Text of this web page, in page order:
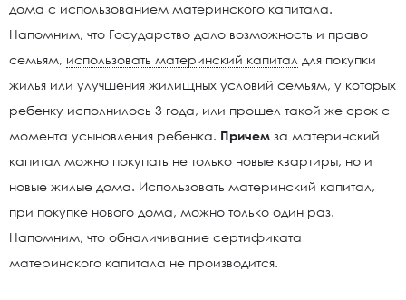
дома с использованием материнского капитала.
Напомним, что Государство дало возможность и право
семьям, использовать материнский капитал для покупки
жилья или улучшения жилищных условий семьям, у которых
ребенку исполнилось 3 года, или прошел такой же срок с
момента усыновления ребенка. Причем за материнский
капитал можно покупать не только новые квартиры, но и
новые жилые дома. Использовать материнский капитал,
при покупке нового дома, можно только один раз.
Напомним, что обналичивание сертификата
материнского капитала не производится.